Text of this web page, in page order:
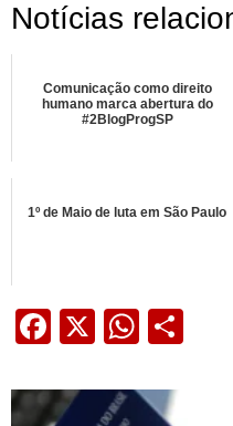
Notícias
Comunicação como direito
humano marca abertura do
#2BlogProgSP
1º de Maio de luta em São Paulo
Facebook
X